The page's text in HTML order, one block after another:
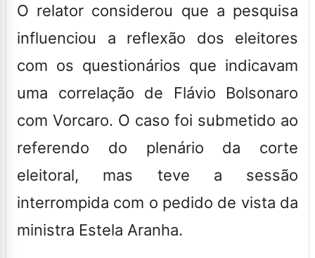
O relator considerou que a pesquisa
influenciou a reflexão dos eleitores
com os questionários que indicavam
uma correlação de Flávio Bolsonaro
com Vorcaro. O caso foi submetido ao
referendo do plenário da corte
eleitoral, mas teve a sessão
interrompida com o pedido de vista da
ministra Estela Aranha.